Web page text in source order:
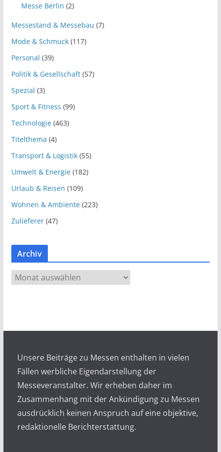
Messe Berlin (2)
Messestand & Messebau (7)
Mode & Schmuck(117)
Personal (39)
Politik & Gesellschaft(57)
Spezial (3)
Sport & Fitness (99)
Technologie(463)
Titelthema (4)
Transport & Logistik(55)
Umwelt & Energie(182)
Urlaub & Reisen (109)
Wohnen & Ambiente(223)
Zulieferer(47)
Archiv
r
Unsere Beiträge zu Messen enthalten in vielen
Fällen werbliche Eigendarstellung der
Messeveranstalter. Wir erheben daher im
Zusammenhang mit der Ankündigung zu Messen
ausdrücklich keinen Anspruch auf eine objektive,
redaktionelle Berichterstattung.